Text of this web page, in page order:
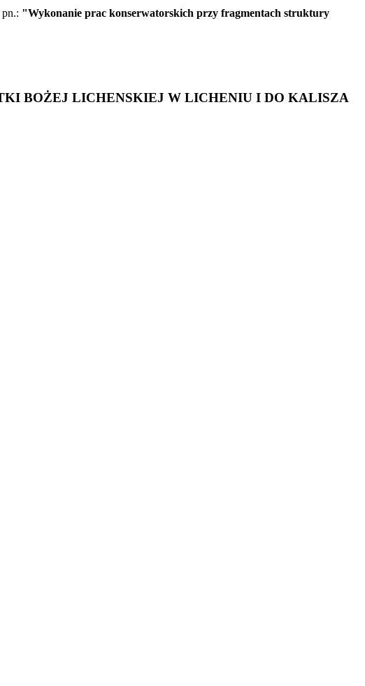
"Wykonanie prac konserwatorskich przy fragmentach struktury
BOŻEJ LICHENSKIEJ W LICHENIU I DO KALISZA